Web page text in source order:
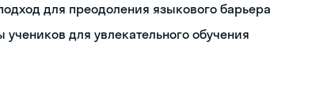
для преодоления языкового барьера
для увлекательного обучения